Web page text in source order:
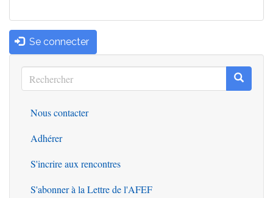
Se connecter
Rechercher
Rechercher
Outils
Nous contacter
Adhérer
S'incrire aux rencontres
S'abonner à la Lettre de l'AFEF